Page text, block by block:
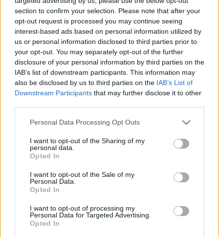
section to confirm your selection. Please note that after your
opt-out request is processed you may continue seeing
interest-based ads based on personal information utilized by
us or personal information disclosed to third parties prior to
your opt-out. You may separately opt-out of the further
disclosure of your personal information by third parties on the
IAB’s list of downstream participants. This information may
also be disclosed by us to third parties on the IAB’s List of
Downstream Participants that may further disclose it to other
Personal Data Processing Opt Outs
I want to opt-out of the Sharing of my
personal data.
Opted In
I want to opt-out of the Sale of my
Personal Data.
Opted In
I want to opt-out of processing my
Personal Data for Targeted Advertising.
Opted In